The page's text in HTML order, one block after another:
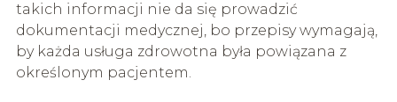
takich informacji nie da się prowadzić
dokumentacji medycznej, bo przepisy wymagają,
by każda usługa zdrowotna była powiązana z
określonym pacjentem.